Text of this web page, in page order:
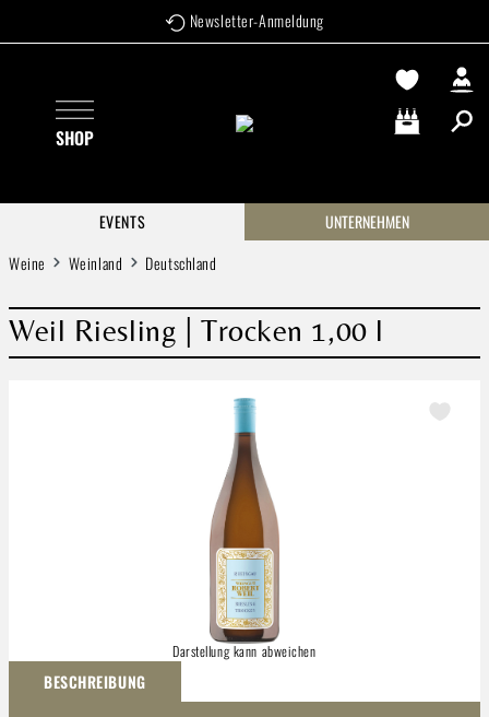
Zum Hauptinhalt springen Newsletter-Anmeldung
SHOP Warenkorb
EVENTS
UNTERNEHMEN
Weine
Weinland Deutschland
Weil Riesling | Trocken 1,00 l
Darstellung kann abweichen
BESCHREIBUNG